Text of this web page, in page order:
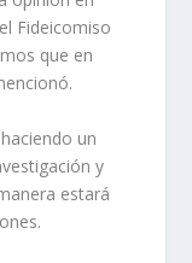
Fideicomiso
que en
un
y
estará